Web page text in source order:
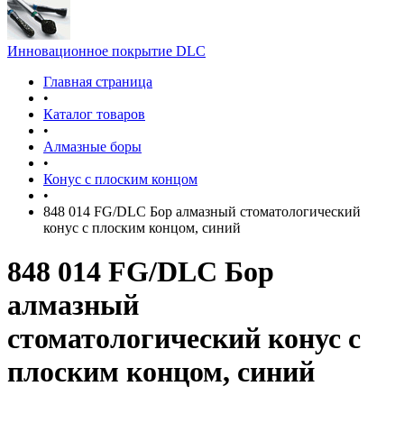
Инновационное покрытие DLC
Главная страница
•
Каталог товаров
•
Алмазные боры
•
Конус с плоским концом
•
848 014 FG/DLC Бор алмазный стоматологический
конус с плоским концом, синий
848 014 FG/DLC Бор
алмазный
стоматологический конус с
плоским концом, синий